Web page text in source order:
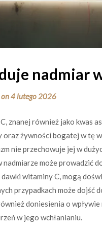
nadmiar
on4 lutego 2026
znanej również jako kwas
żywności bogatej w tę
nie przechowuje jej w
nadmiarze może prowadzić
witaminy C, mogą
przypadkach może dojść
doniesienia o
w jego wchłanianiu.